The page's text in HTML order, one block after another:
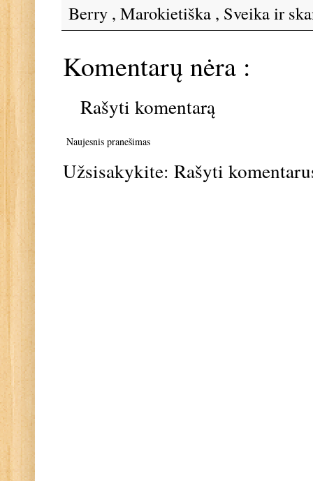
Berry , Marokietiška , Sveika ir
Komentarų nėra :
Rašyti komentarą
Naujesnis pranešimas
Užsisakykite: Rašyti